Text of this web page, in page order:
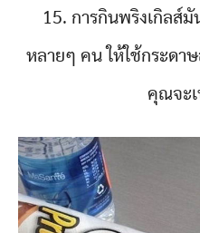
15. การกินพริงเกิลส์
หลายๆ คน ให้ใช้กระดา
คุณจะ